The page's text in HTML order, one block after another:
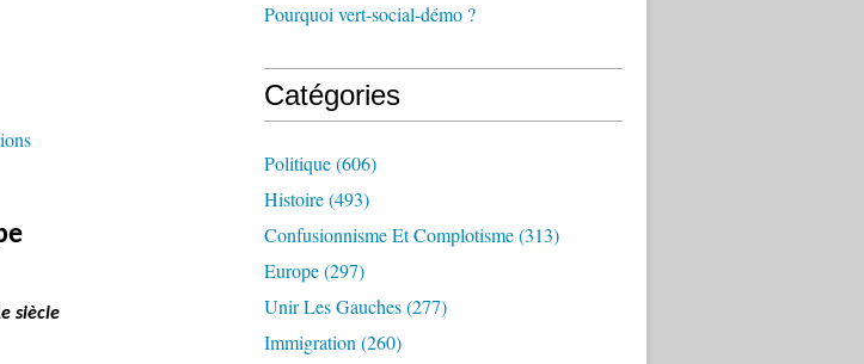
siècle
Pourquoi vert-social-démo ?
Catégories
Politique(606)
Histoire(493)
Confusionnisme Et Complotisme(313)
Europe(297)
Unir Les Gauches(277)
Immigration (260)